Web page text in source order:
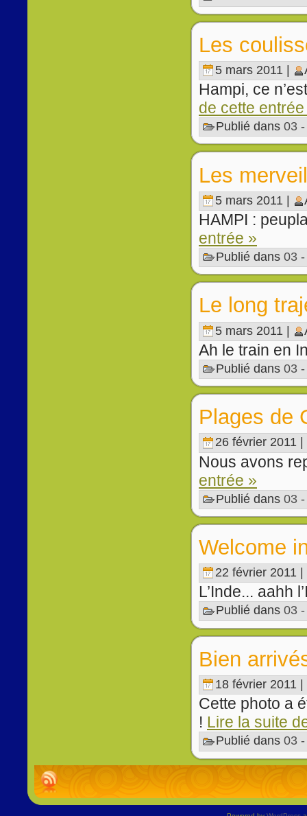
Les
5 mars 2011 |
Hampi, ce
de cette
Publié dans 03
Les
5 mars 2011 |
HAMPI :
entrée »
Publié dans 03
Le long
5 mars 2011 |
Ah le train en
Publié dans 03
Plages de
26 février 2011 |
Nous avons
entrée »
Publié dans 03
Welcome
22 février 2011 |
L’Inde... aahh
Publié dans 03
Bien
18 février 2011 |
Cette photo a
! Lire la suite
Publié dans 03